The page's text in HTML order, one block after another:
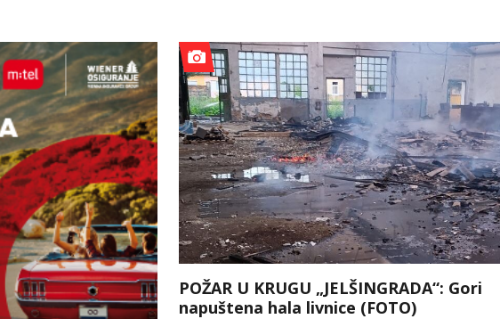
POŽAR U KRUGU „JELŠINGRADA“: Gori
napuštena hala livnice (FOTO)